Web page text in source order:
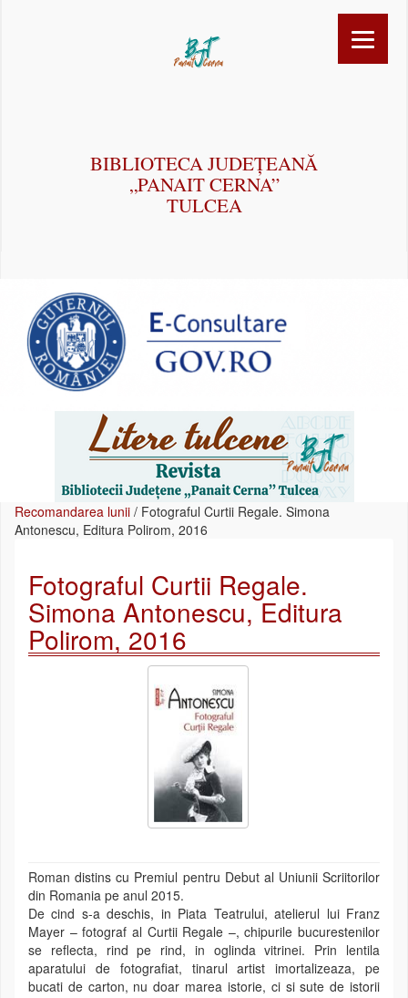
BIBLIOTECA JUDEȚEANĂ
„PANAIT CERNA”
TULCEA
Recomandarea lunii / Fotograful Curtii Regale. Simona
Antonescu, Editura Polirom, 2016
Fotograful Curtii Regale.
Simona Antonescu, Editura
Polirom, 2016
Roman distins cu Premiul pentru Debut al Uniunii Scriitorilor
din Romania pe anul 2015.
De cind s-a deschis, in Piata Teatrului, atelierul lui Franz
Mayer – fotograf al Curtii Regale –, chipurile bucurestenilor
se reflecta, rind pe rind, in oglinda vitrinei. Prin lentila
aparatului de fotografiat, tinarul artist imortalizeaza, pe
bucati de carton, nu doar marea istorie, ci si sute de istorii